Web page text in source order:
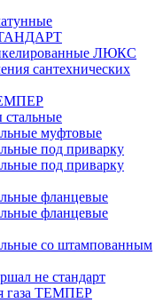
ЛЮКС
сантехнических
муфтовые
под приварку
под приварку
фланцевые
фланцевые
со штампованным
не стандарт
газа ТЕМПЕР